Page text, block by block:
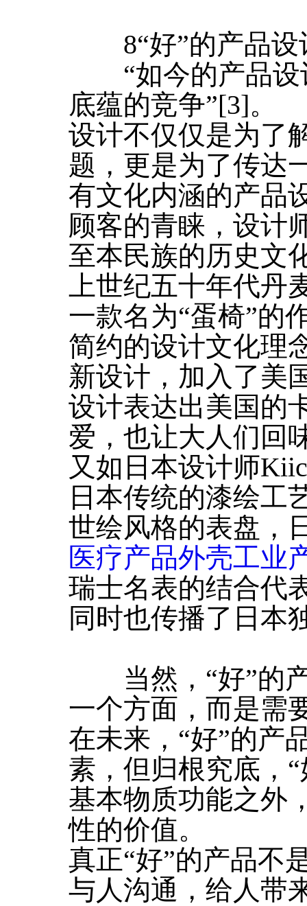
8“好”的产品设
“如今的产品设
底蕴的竞争”[3]。
设计不仅仅是为了
题，更是为了传达
有文化内涵的产品
顾客的青睐，设计
至本民族的历史文
上世纪五十年代丹
一款名为“蛋椅”的
简约的设计文化理
新设计，加入了美
设计表达出美国的
爱，也让大人们回
又如日本设计师
日本传统的漆绘工
世绘风格的表盘，
医疗产品外壳工业
瑞士名表的结合代
同时也传播了日本
当然，“好”的产
一个方面，而是需
在未来，“好”的产
素，但归根究底，
基本物质功能之外
性的价值。
真正“好”的产品不
与人沟通，给人带